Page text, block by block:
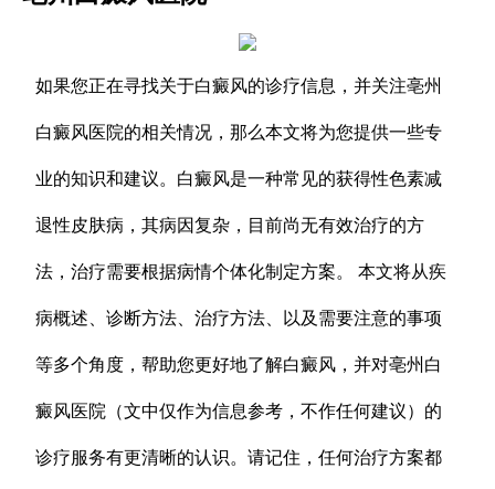
如果您正在寻找关于白癜风的诊疗信息，并关注亳州
白癜风医院的相关情况，那么本文将为您提供一些专
业的知识和建议。白癜风是一种常见的获得性色素减
退性皮肤病，其病因复杂，目前尚无有效治疗的方
法，治疗需要根据病情个体化制定方案。 本文将从疾
病概述、诊断方法、治疗方法、以及需要注意的事项
等多个角度，帮助您更好地了解白癜风，并对亳州白
癜风医院（文中仅作为信息参考，不作任何建议）的
诊疗服务有更清晰的认识。请记住，任何治疗方案都